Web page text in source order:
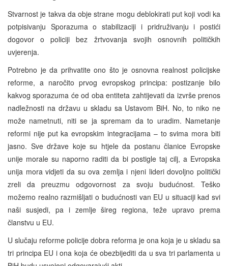
Stvarnost je takva da obje strane mogu deblokirati put koji vodi ka
potpisivanju Sporazuma o stabilizaciji i pridruživanju i postići
dogovor o policiji bez žrtvovanja svojih osnovnih političkih
uvjerenja.
Potrebno je da prihvatite ono što je osnovna realnost policijske
reforme, a naročito prvog evropskog principa: postizanje bilo
kakvog sporazuma će od oba entiteta zahtijevati da izvrše prenos
nadležnosti na državu u skladu sa Ustavom BiH. No, to niko ne
može nametnuti, niti se ja spremam da to uradim. Nametanje
reformi nije put ka evropskim integracijama – to svima mora biti
jasno. Sve države koje su htjele da postanu članice Evropske
unije morale su naporno raditi da bi postigle taj cilj, a Evropska
unija mora vidjeti da su ova zemlja i njeni lideri dovoljno politički
zreli da preuzmu odgovornost za svoju budućnost. Teško
možemo realno razmišljati o budućnosti van EU u situaciji kad svi
naši susjedi, pa i zemlje šireg regiona, teže upravo prema
članstvu u EU.
U slučaju reforme policije dobra reforma je ona koja je u skladu sa
tri principa EU i ona koja će obezbijediti da u sva tri parlamenta u